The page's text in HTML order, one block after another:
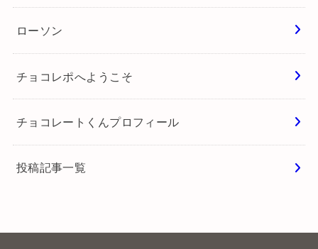
ローソン
チョコレポへようこそ
チョコレートくんプロフィール
投稿記事一覧